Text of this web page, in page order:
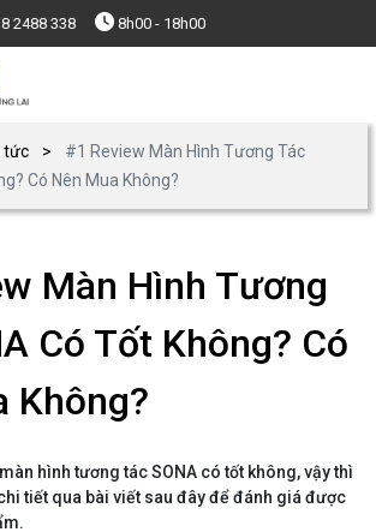
2488 338 8h00 - 18h00
tức
#1 Review Màn Hình Tương Tác
Có Nên Mua Không?
Màn Hình Tương
Có Tốt Không? Có
Không?
hình tương tác SONA có tốt không, vậy thì
tiết qua bài viết sau đây để đánh giá được